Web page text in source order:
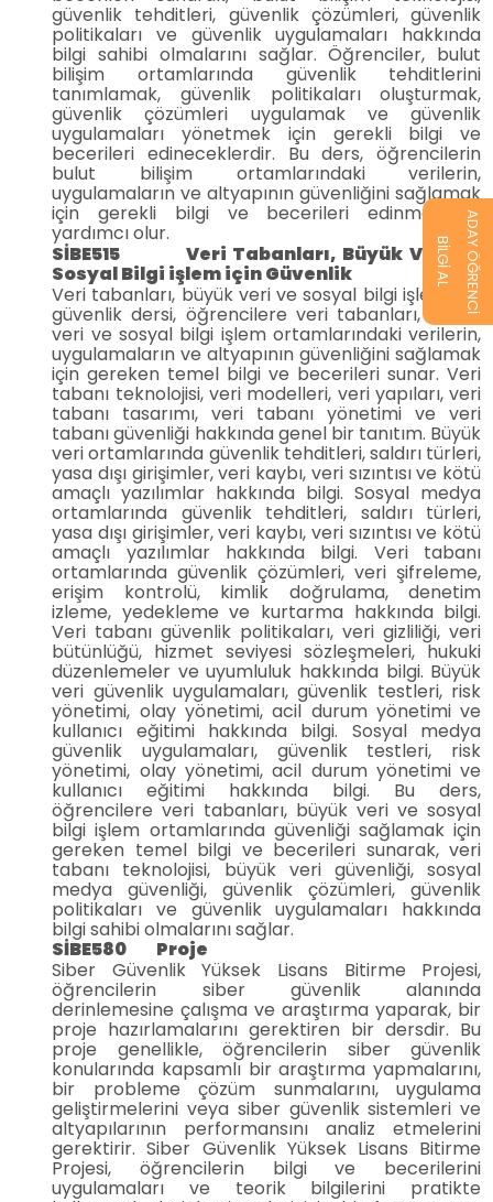
güvenlik tehditleri, güvenlik çözümleri, güvenlik
politikaları ve güvenlik uygulamaları hakkında
bilgi sahibi olmalarını sağlar. Öğrenciler, bulut
bilişim ortamlarında güvenlik tehditlerini
tanımlamak, güvenlik politikaları oluşturmak,
güvenlik çözümleri uygulamak ve güvenlik
uygulamaları yönetmek için gerekli bilgi ve
becerileri edineceklerdir. Bu ders, öğrencilerin
bulut bilişim ortamlarındaki verilerin,
uygulamaların ve altyapının güvenliğini sağlamak
için gerekli bilgi ve becerileri edinmelerine
yardımcı olur.
SİBE515 Veri Tabanları, Büyük Veri ve
Sosyal Bilgi işlem için Güvenlik
Veri tabanları, büyük veri ve sosyal bilgi işlem için
güvenlik dersi, öğrencilere veri tabanları, büyük
veri ve sosyal bilgi işlem ortamlarındaki verilerin,
uygulamaların ve altyapının güvenliğini sağlamak
için gereken temel bilgi ve becerileri sunar. Veri
tabanı teknolojisi, veri modelleri, veri yapıları, veri
tabanı tasarımı, veri tabanı yönetimi ve veri
tabanı güvenliği hakkında genel bir tanıtım. Büyük
veri ortamlarında güvenlik tehditleri, saldırı türleri,
yasa dışı girişimler, veri kaybı, veri sızıntısı ve kötü
amaçlı yazılımlar hakkında bilgi. Sosyal medya
ortamlarında güvenlik tehditleri, saldırı türleri,
yasa dışı girişimler, veri kaybı, veri sızıntısı ve kötü
amaçlı yazılımlar hakkında bilgi. Veri tabanı
ortamlarında güvenlik çözümleri, veri şifreleme,
erişim kontrolü, kimlik doğrulama, denetim
izleme, yedekleme ve kurtarma hakkında bilgi.
Veri tabanı güvenlik politikaları, veri gizliliği, veri
bütünlüğü, hizmet seviyesi sözleşmeleri, hukuki
düzenlemeler ve uyumluluk hakkında bilgi. Büyük
veri güvenlik uygulamaları, güvenlik testleri, risk
yönetimi, olay yönetimi, acil durum yönetimi ve
kullanıcı eğitimi hakkında bilgi. Sosyal medya
güvenlik uygulamaları, güvenlik testleri, risk
yönetimi, olay yönetimi, acil durum yönetimi ve
kullanıcı eğitimi hakkında bilgi. Bu ders,
öğrencilere veri tabanları, büyük veri ve sosyal
bilgi işlem ortamlarında güvenliği sağlamak için
gereken temel bilgi ve becerileri sunarak, veri
tabanı teknolojisi, büyük veri güvenliği, sosyal
medya güvenliği, güvenlik çözümleri, güvenlik
politikaları ve güvenlik uygulamaları hakkında
bilgi sahibi olmalarını sağlar.
SİBE580 Proje
Siber Güvenlik Yüksek Lisans Bitirme Projesi,
öğrencilerin siber güvenlik alanında
derinlemesine çalışma ve araştırma yaparak, bir
proje hazırlamalarını gerektiren bir dersdir. Bu
proje genellikle, öğrencilerin siber güvenlik
konularında kapsamlı bir araştırma yapmalarını,
bir probleme çözüm sunmalarını, uygulama
geliştirmelerini veya siber güvenlik sistemleri ve
altyapılarının performansını analiz etmelerini
gerektirir. Siber Güvenlik Yüksek Lisans Bitirme
Projesi, öğrencilerin bilgi ve becerilerini
uygulamaları ve teorik bilgilerini pratikte
BİLGİ AL ADAY ÖĞRENCİ